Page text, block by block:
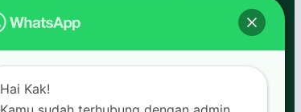
Hai Kak!